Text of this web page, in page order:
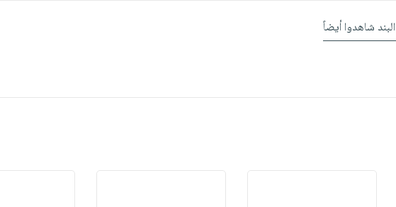
شاهدوا أيضاً